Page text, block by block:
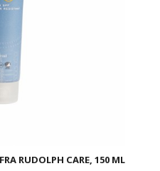
RUDOLPH CARE, 150 ML